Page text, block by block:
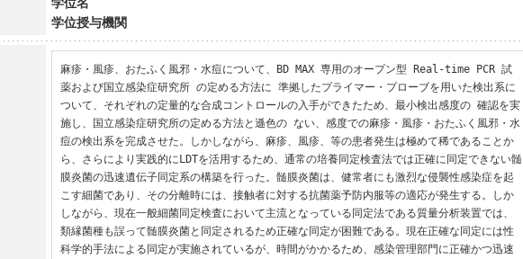
学位授与機関
麻疹・風疹、おたふく風邪・水痘について、BD MAX 専用のオープン型 Real-time PCR 試
薬および国立感染症研究所 の定める方法に 準拠したプライマー・プローブを用いた検出系に
ついて、それぞれの定量的な合成コントロールの入手ができたため、最小検出感度の 確認を実
施し、国立感染症研究所の定める方法と遜色の ない、感度での麻疹・風疹・おたふく風邪・水
痘の検出系を完成させた。しかしながら、麻疹、風疹、等の患者発生は極めて稀であることか
ら、さらにより実践的にLDTを活用するため、通常の培養同定検査法では正確に同定できない髄
膜炎菌の迅速遺伝子同定系の構築を行った。髄膜炎菌は、健常者にも激烈な侵襲性感染症を起
こす細菌であり、その分離時には、接触者に対する抗菌薬予防内服等の適応が発生する。しか
しながら、現在一般細菌同定検査において主流となっている同定法である質量分析装置では、
類縁菌種も誤って髄膜炎菌と同定されるため正確な同定が困難である。現在正確な同定には性
科学的手法による同定が実施されているが、時間がかかるため、感染管理部門に正確かつ迅速